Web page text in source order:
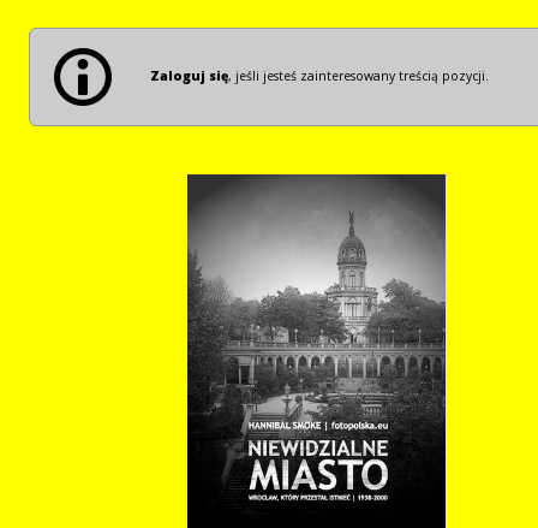
Zaloguj się, jeśli jesteś zainteresowany treścią pozycji.